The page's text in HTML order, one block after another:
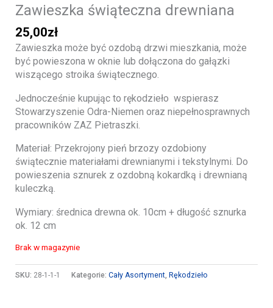
Zawieszka świąteczna drewniana
25,00zł
Zawieszka może być ozdobą drzwi mieszkania, może
być powieszona w oknie lub dołączona do gałązki
wiszącego stroika świątecznego.
Jednocześnie kupując to rękodzieło wspierasz
Stowarzyszenie Odra-Niemen oraz niepełnosprawnych
pracowników ZAZ Pietraszki.
Materiał: Przekrojony pień brzozy ozdobiony
świątecznie materiałami drewnianymi i tekstylnymi. Do
powieszenia sznurek z ozdobną kokardką i drewnianą
kuleczką.
Wymiary: średnica drewna ok. 10cm + długość sznurka
ok. 12 cm
Brak w magazynie
SKU: 28-1-1-1 Kategorie: Cały Asortyment, Rękodzieło